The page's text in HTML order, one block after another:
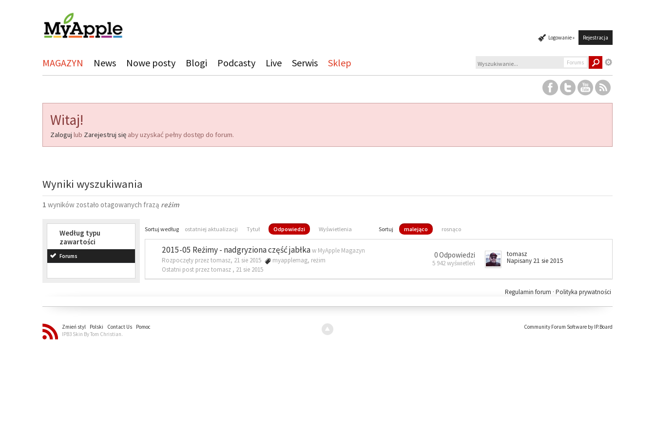
Logowanie » Rejestracja
MAGAZYN News Nowe posty Blogi Podcasty Live Serwis Sklep Forums
Witaj!
Zaloguj lub Zarejestruj się aby uzyskać pełny dostęp do forum.
Wyniki wyszukiwania
1 wyników zostało otagowanych frazą reżim
Według typu
zawartości
Forums
Sortuj według ostatniej aktualizacji Tytuł Odpowiedzi Wyświetlenia Sortuj malejąco rosnąco
2015-05 Reżimy - nadgryziona część jabłkaw MyApple Magazyn
Rozpoczęty przez tomasz, 21 sie 2015
myapplemag, reżim
Ostatni post przez tomasz , 21 sie 2015
0 Odpowiedzi
5 942 wyświetleń
tomasz
Napisany 21 sie 2015
Polityka prywatności
Regulamin forum ·
Zmień styl Polski Contact Us
Pomoc
IPB3 Skin By Tom Christian.
Community Forum Software by IP.Board